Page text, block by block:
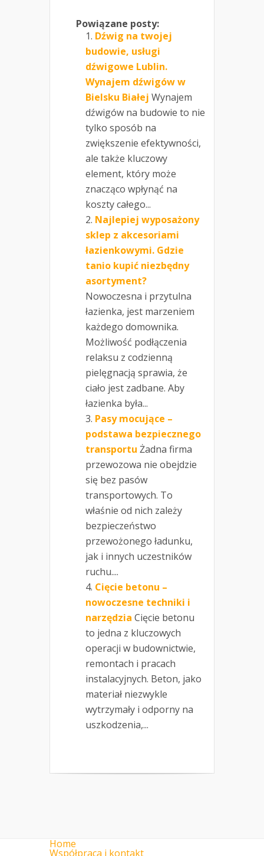
Powiązane posty:
Dźwig na twojej
budowie, usługi
dźwigowe Lublin.
Wynajem dźwigów w
Bielsku Białej Wynajem
dźwigów na budowie to nie
tylko sposób na
zwiększenie efektywności,
ale także kluczowy
element, który może
znacząco wpłynąć na
koszty całego...
Najlepiej wyposażony
sklep z akcesoriami
łazienkowymi. Gdzie
tanio kupić niezbędny
asortyment?
Nowoczesna i przytulna
łazienka, jest marzeniem
każdego domownika.
Możliwość podłączenia
relaksu z codzienną
pielęgnacją sprawia, że
ciało jest zadbane. Aby
łazienka była...
Pasy mocujące –
podstawa bezpiecznego
transportu Żadna firma
przewozowa nie obejdzie
się bez pasów
transportowych. To
właśnie od nich zależy
bezpieczeństwo
przewożonego ładunku,
jak i innych uczestników
ruchu....
Cięcie betonu –
nowoczesne techniki i
narzędzia Cięcie betonu
to jedna z kluczowych
operacji w budownictwie,
remontach i pracach
instalacyjnych. Beton, jako
materiał niezwykle
wytrzymały i odporny na
uszkodzenia,...
Home
Współpraca i kontakt